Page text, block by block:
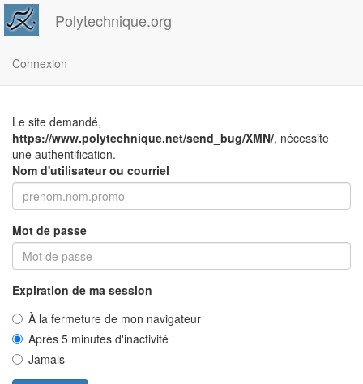
Polytechnique.org
Connexion
Le site demandé,
https://www.polytechnique.net/send_bug/XMN/, nécessite
une authentification.
Nom d'utilisateur ou courriel
Mot de passe
Expiration de ma session
À la fermeture de mon navigateur
Après 5 minutes d'inactivité
Jamais